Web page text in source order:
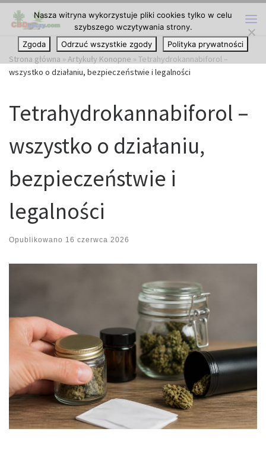
Przejdź do treści
Strona główna » Artykuły Konopne » Tetrahydrokannabiforol –
wszystko o działaniu, bezpieczeństwie i legalności
Tetrahydrokannabiforol –
wszystko o działaniu,
bezpieczeństwie i
legalności
Opublikowano 16 czerwca 2026
Nasza witryna wykorzystuje pliki cookies tylko w celu
szybszego wczytywania strony.
Zgoda
Odrzuć wszystkie zgody Polityka prywatności